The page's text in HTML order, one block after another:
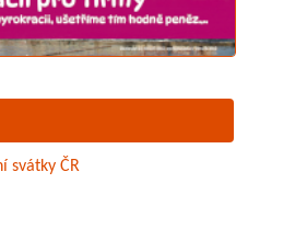
svátky ČR